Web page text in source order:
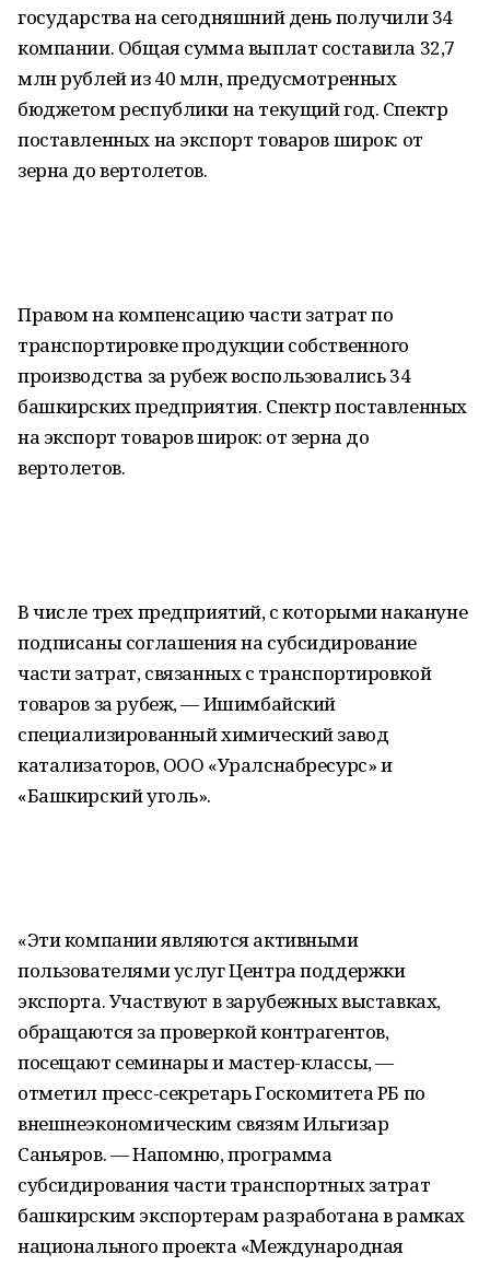
государства на сегодняшний день получили 34
компании. Общая сумма выплат составила 32,7
млн рублей из 40 млн, предусмотренных
бюджетом республики на текущий год. Спектр
поставленных на экспорт товаров широк: от
зерна до вертолетов.
Правом на компенсацию части затрат по
транспортировке продукции собственного
производства за рубеж воспользовались 34
башкирских предприятия. Спектр поставленных
на экспорт товаров широк: от зерна до
вертолетов.
В числе трех предприятий, с которыми накануне
подписаны соглашения на субсидирование
части затрат, связанных с транспортировкой
товаров за рубеж, — Ишимбайский
специализированный химический завод
катализаторов, ООО «Уралснабресурс» и
«Башкирский уголь».
«Эти компании являются активными
пользователями услуг Центра поддержки
экспорта. Участвуют в зарубежных выставках,
обращаются за проверкой контрагентов,
посещают семинары и мастер-классы, —
отметил пресс-секретарь Госкомитета РБ по
внешнеэкономическим связям Ильгизар
Саньяров. — Напомню, программа
субсидирования части транспортных затрат
башкирским экспортерам разработана в рамках
национального проекта «Международная